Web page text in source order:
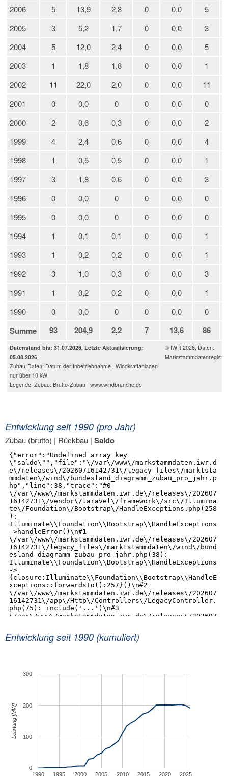
2006
5 13,9 2,8 0 0,0
5
2005
3 5,2 1,7 0 0,0
3
2004
5 12,0 2,4 0 0,0
5
2003
1 1,8 1,8 0 0,0
1
2002
11 22,0 2,0 0 0,0
11
2001
0 0,0 0 0 0,0
0
2000
2 0,6 0,3 0 0,0
2
1999
4 2,4 0,6 0 0,0
4
1998
1 0,5 0,5 0 0,0
1
1997
3 1,8 0,6 0 0,0
3
1996
0 0,0 0 0 0,0
0
1995
0 0,0 0 0 0,0
0
1994
1 0,1 0,1 0 0,0
1
1993
1 0,2 0,2 0 0,0
1
1992
3 1,0 0,3 0 0,0
3
1991
1 0,2 0,2 0 0,0
1
1990
0 0,0 0 0 0,0 0
Summe 93 204,9 2,2 7 13,6 86
Datenstand bis: 31.07.2026, Letzte Aktualisierung:
05.08.2026
Zubau-Daten: Datum der Inbetriebnahme , Windkraftanlagen
nur über 10 kW
Legende: Zubau: Brutto-Zubau | www.windbranche.de
© IWR 2026, Daten:
Entwicklung seit 1990 (pro Jahr)
Zubau (brutto) | Rückbau | Saldo
Entwicklung seit 1990 (kumuliert)